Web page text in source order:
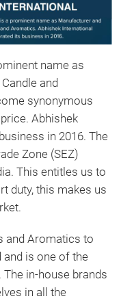
name as
and
synonymous
Abhishek
in 2016. The
Zone (SEZ)
This entitles us to
duty, this makes us
and Aromatics to
is one of the
The in-house brands
in all the